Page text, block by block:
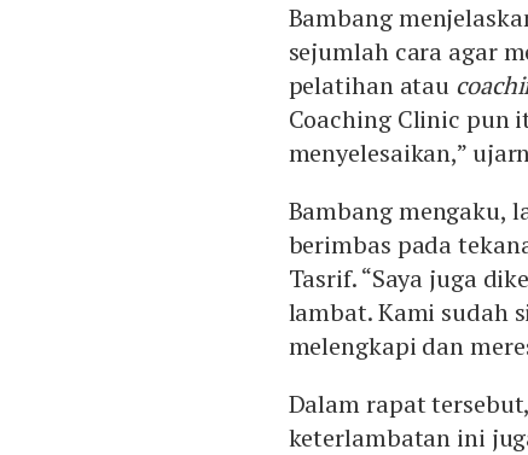
Bambang
sejumlah cara agar
pelatihan atau
Coaching Clinic pun
menyelesaikan,”
Bambang mengaku,
berimbas pada
Tasrif. “Saya juga
lambat. Kami sudah
melengkapi dan
Dalam rapat
keterlambatan ini